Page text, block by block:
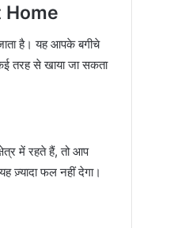
Home
है। यह आपके बगीचे
तरह से खाया जा सकता
में रहते हैं, तो आप
ज़्यादा फल नहीं देगा।